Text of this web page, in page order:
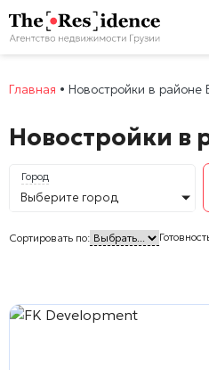
Главная • Новостройки в районе
Новостройки в
Город
Выберите город
Сортировать по: